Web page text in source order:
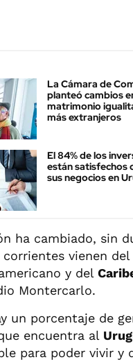
La Cámara de
planteó cambios
matrimonio
más extranjeros
El 84% de los
están satisfechos
sus negocios en
ha cambiado, sin
vienen
y del
Montercarlo.
un porcentaje de
encuentra al
para poder vivir y